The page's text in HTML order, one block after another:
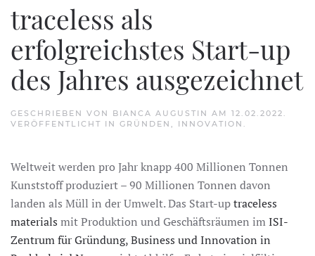
traceless als
erfolgreichstes Start-up
des Jahres ausgezeichnet
GESCHRIEBEN VON BIANCA AUGUSTIN AM 12.02.2022
VERÖFFENTLICHT IN GRÜNDEN INNOVATION
Weltweit werden pro Jahr knapp 400 Millionen Tonnen
Kunststoff produziert – 90 Millionen Tonnen davon
landen als Müll in der Umwelt. Das Start-uptraceless
materials mit Produktion und Geschäftsräumen imISI-
Zentrum für Gründung, Business und Innovation in